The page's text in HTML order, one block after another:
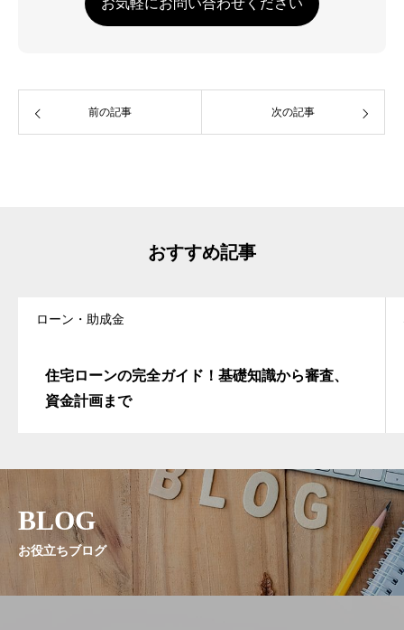
前の記事 次の記事
おすすめ記事
ローン・助成金
住宅ローンの完全ガイド！基礎知識から審査、
資金計画まで
BLOG
お役立ちブログ